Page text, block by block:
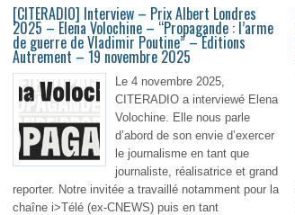
[CITERADIO] Interview – Prix Albert Londres
2025 – Elena Volochine – “Propagande : l’arme
de guerre de Vladimir Poutine” – Éditions
Autrement – 19 novembre 2025
Le 4 novembre 2025,
CITERADIO a interviewé Elena
Volochine. Elle nous parle
d’abord de son envie d’exercer
le journalisme en tant que
journaliste, réalisatrice et grand
reporter. Notre invitée a travaillé notamment pour la
chaîne i>Télé (ex-CNEWS) puis en tant